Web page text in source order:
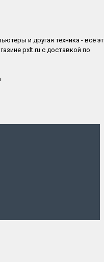
и другая техника - всё
pxlt.ru с доставкой по